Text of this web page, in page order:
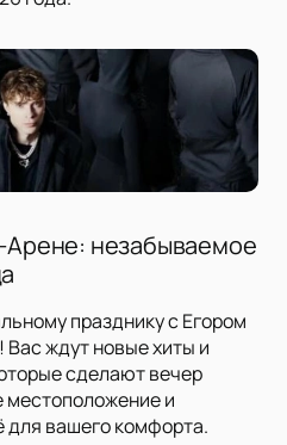
Арене: незабываемое
празднику с Егором
ждут новые хиты и
сделают вечер
и
для вашего комфорта.